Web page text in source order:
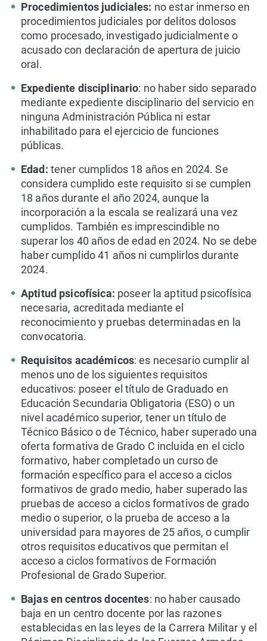
Procedimientos judiciales: no estar inmerso en
procedimientos judiciales por delitos dolosos
como procesado, investigado judicialmente o
acusado con declaración de apertura de juicio
oral.
Expediente disciplinario: no haber sido separado
mediante expediente disciplinario del servicio en
ninguna Administración Pública ni estar
inhabilitado para el ejercicio de funciones
públicas.
Edad: tener cumplidos 18 años en 2024. Se
considera cumplido este requisito si se cumplen
18 años durante el año 2024, aunque la
incorporación a la escala se realizará una vez
cumplidos. También es imprescindible no
superar los 40 años de edad en 2024. No se debe
haber cumplido 41 años ni cumplirlos durante
2024.
Aptitud psicofísica: poseer la aptitud psicofísica
necesaria, acreditada mediante el
reconocimiento y pruebas determinadas en la
convocatoria.
Requisitos académicos: es necesario cumplir al
menos uno de los siguientes requisitos
educativos: poseer el título de Graduado en
Educación Secundaria Obligatoria (ESO) o un
nivel académico superior, tener un título de
Técnico Básico o de Técnico, haber superado una
oferta formativa de Grado C incluida en el ciclo
formativo, haber completado un curso de
formación específico para el acceso a ciclos
formativos de grado medio, haber superado las
pruebas de acceso a ciclos formativos de grado
medio o superior, o la prueba de acceso a la
universidad para mayores de 25 años, o cumplir
otros requisitos educativos que permitan el
acceso a ciclos formativos de Formación
Profesional de Grado Superior.
Bajas en centros docentes: no haber causado
baja en un centro docente por las razones
establecidas en las leyes de la Carrera Militar y el